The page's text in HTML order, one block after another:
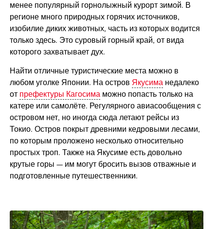
менее популярный горнолыжный курорт зимой. В
регионе много природных горячих источников,
изобилие диких животных, часть из которых водится
только здесь. Это суровый горный край, от вида
которого захватывает дух.
Найти отличные туристические места можно в
любом уголке Японии. На остров Якусиманедалеко
от префектуры Кагосимаможно попасть только на
катере или самолёте. Регулярного авиасообщения с
островом нет, но иногда сюда летают рейсы из
Токио. Остров покрыт древними кедровыми лесами,
по которым проложено несколько относительно
простых троп. Также на Якусиме есть довольно
крутые горы — им могут бросить вызов отважные и
подготовленные путешественники.